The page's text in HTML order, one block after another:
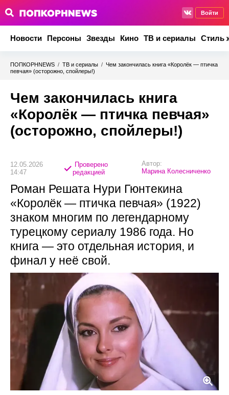
Войти
Новости Персоны Звезды Кино ТВ и сериалы Стиль
ПОПКОРНNEWS / ТВ и сериалы / Чем закончилась книга «Королёк — птичка
певчая» (осторожно, спойлеры!)
Чем закончилась книга
«Королёк — птичка певчая»
(осторожно, спойлеры!)
12.05.2026
14:47
Проверено
редакцией
Автор:
Марина Колесниченко
Роман Решата Нури Гюнтекина
«Королёк — птичка певчая» (1922)
знаком многим по легендарному
турецкому сериалу 1986 года. Но
книга — это отдельная история, и
финал у неё свой.